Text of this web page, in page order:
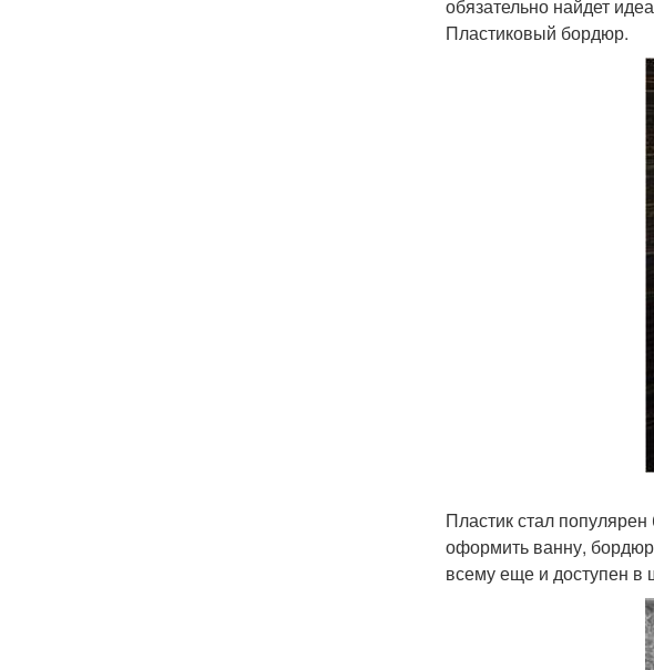
обязательно найдет
Пластиковый бордюр.
Пластик стал
оформить ванну,
всему еще и доступен в